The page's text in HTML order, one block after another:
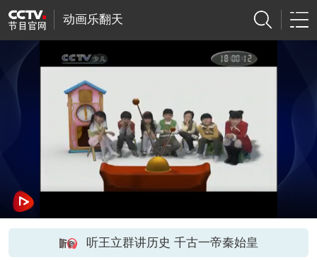
动画乐翻天
听王立群讲历史 千古一帝秦始皇